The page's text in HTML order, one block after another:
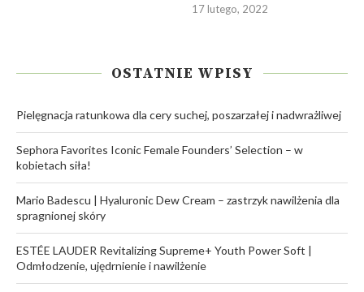
17 lutego, 2022
OSTATNIE WPISY
Pielęgnacja ratunkowa dla cery suchej, poszarzałej i nadwrażliwej
Sephora Favorites Iconic Female Founders’ Selection – w
kobietach siła!
Mario Badescu | Hyaluronic Dew Cream – zastrzyk nawilżenia dla
spragnionej skóry
ESTÉE LAUDER Revitalizing Supreme+ Youth Power Soft |
Odmłodzenie, ujędrnienie i nawilżenie